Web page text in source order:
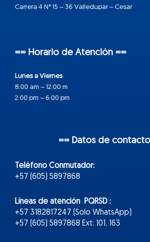
Carrera 4 N° 15 – 36 Valledupar – Cesar
== Horario de Atención ==
Lunes a Viernes
8:00 am – 12:00 m
2:00 pm – 6:00 pm
== Datos de
Teléfono Conmutador:
+57 (605) 5897868
Líneas de atención PQRSD :
+57 3182817247 (Solo WhatsApp)
+57 (605) 5897868 Ext: 101, 163